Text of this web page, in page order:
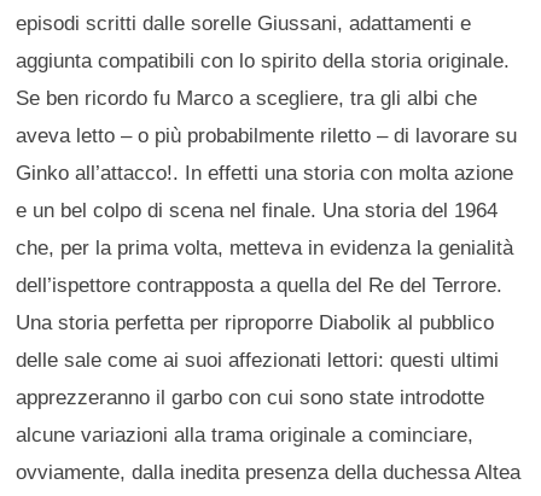
episodi scritti dalle sorelle Giussani, adattamenti e
aggiunta compatibili con lo spirito della storia originale.
Se ben ricordo fu Marco a scegliere, tra gli albi che
aveva letto – o più probabilmente riletto – di lavorare su
Ginko all’attacco!. In effetti una storia con molta azione
e un bel colpo di scena nel finale. Una storia del 1964
che, per la prima volta, metteva in evidenza la genialità
dell’ispettore contrapposta a quella del Re del Terrore.
Una storia perfetta per riproporre Diabolik al pubblico
delle sale come ai suoi affezionati lettori: questi ultimi
apprezzeranno il garbo con cui sono state introdotte
alcune variazioni alla trama originale a cominciare,
ovviamente, dalla inedita presenza della duchessa Altea